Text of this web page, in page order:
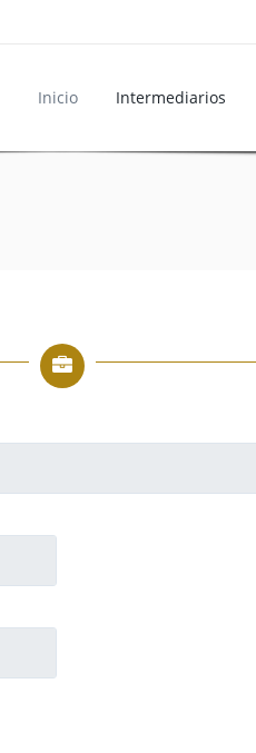
Inicio Intermediarios